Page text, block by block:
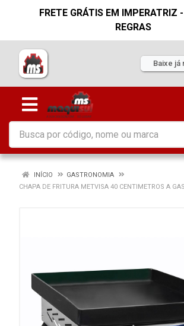
FRETE GRÁTIS EM IMPERATRIZ
REGRAS
Baixe já
INÍCIO
GASTRONOMIA
CHAPA DE FRITURA METVISA 40 CENTIMETROS A GAS